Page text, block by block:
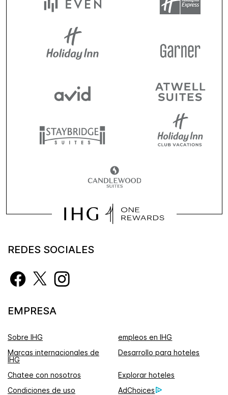
REDES SOCIALES
EMPRESA
Sobre IHG
empleos en IHG
Marcas internacionales de
IHG
Desarrollo para hoteles
Chatee con nosotros
Explorar hoteles
Condiciones de uso
AdChoices